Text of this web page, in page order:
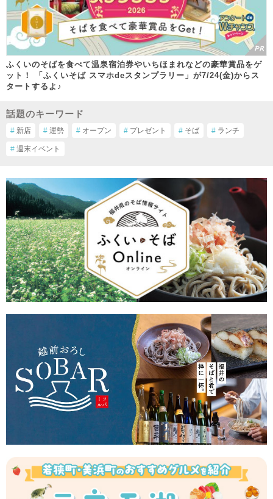
ふくいのそばを食べて温泉宿泊券やいちほまれなどの豪華賞品をゲ
ット！ 「ふくいそば スマホdeスタンプラリー」が7/24(金)からス
タートするよ♪
話題のキーワード
# 新店 # 運勢 # オープン # プレゼント # そば # ランチ
# 週末イベント